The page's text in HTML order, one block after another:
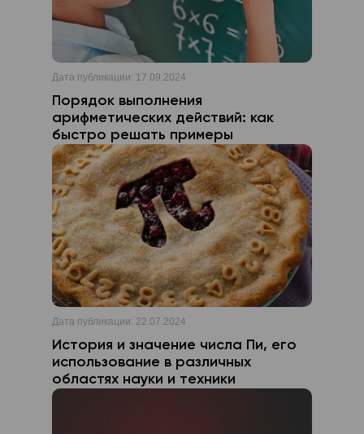
Дата публикации: 17.09.2024
Порядок выполнения
арифметических действий: как
быстро решать примеры
Дата публикации: 22.07.2024
История и значение числа Пи, его
использование в различных
областях науки и техники